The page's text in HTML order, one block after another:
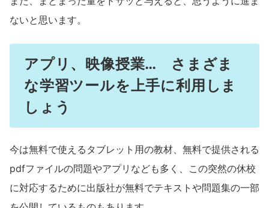
ないと思います。
アプリ、映像授業… さまざま
な学習ツールを上手に利用しま
しょう
今は無料で使えるタブレット用の教材、無料で提供される
pdfファイルの問題やアプリなども多く、この突然の休校
に対応するために出版社が無料でテキストや問題集の一部